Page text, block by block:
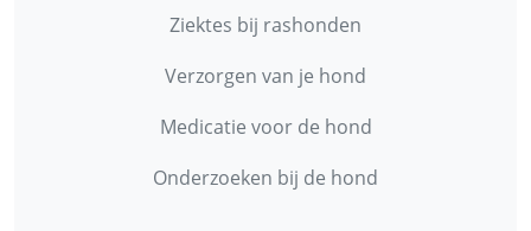
Ziektes bij rashonden
Verzorgen van je hond
Medicatie voor de hond
Onderzoeken bij de hond